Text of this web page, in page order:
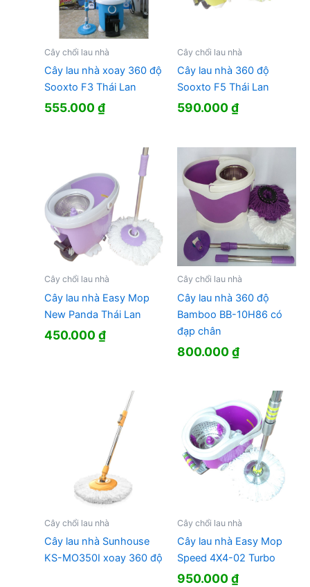
Cây chổi lau nhà
Cây lau nhà xoay 360 độ
Sooxto F3 Thái Lan
555.000₫
Cây chổi lau nhà
Cây lau nhà 360 độ
Sooxto F5 Thái Lan
590.000₫
Cây chổi lau nhà
Cây lau nhà Easy Mop
New Panda Thái Lan
450.000₫
Cây chổi lau nhà
Cây lau nhà 360 độ
Bamboo BB-10H86 có
đạp chân
800.000₫
Cây chổi lau nhà
Cây lau nhà Sunhouse
KS-MO350I xoay 360 độ
Cây chổi lau nhà
Cây lau nhà Easy Mop
Speed 4X4-02 Turbo
950.000₫